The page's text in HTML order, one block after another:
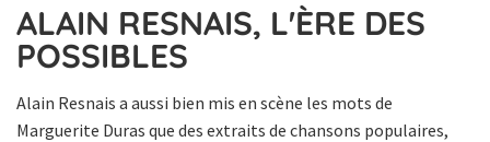
ALAIN RESNAIS, L'ÈRE DES
POSSIBLES
Alain Resnais a aussi bien mis en scène les mots de
Marguerite Duras que des extraits de chansons populaires,